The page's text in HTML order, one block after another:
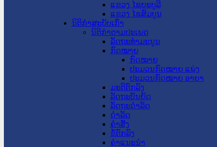
ແຂວງ ໄຊຍະບູລີ
ແຂວງ ໄຊສົມບູນ
ນິຕິກໍາສະບັບເກົ່າ
ນິຕິກຳຕາມປະເພດ
ລັດຖະທໍາມະນູນ
ກົດໝາຍ
ກົດໝາຍ
ປະມວນກົດໝາຍ ແພ່ງ
ປະມວນກົດໝາຍ ອາຍາ
ມະຕິຕົກລົງ
ລັດຖະບັນຍັດ
ລັດຖະດໍາລັດ
ດໍາລັດ
ຄໍາສັ່ງ
ຂໍ້ຕົກລົງ
ຄໍາແນະນໍາ